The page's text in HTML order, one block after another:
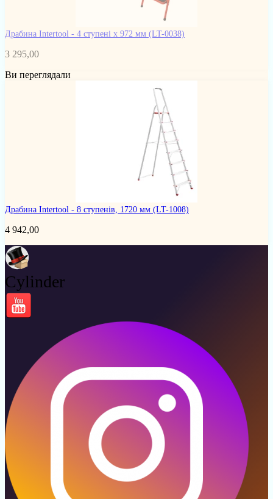
Драбина Intertool - 4 ступені x 972 мм (LT-0038)
3 295,00
Ви переглядали
Драбина Intertool - 8 ступенів, 1720 мм (LT-1008)
4 942,00
Cylinder